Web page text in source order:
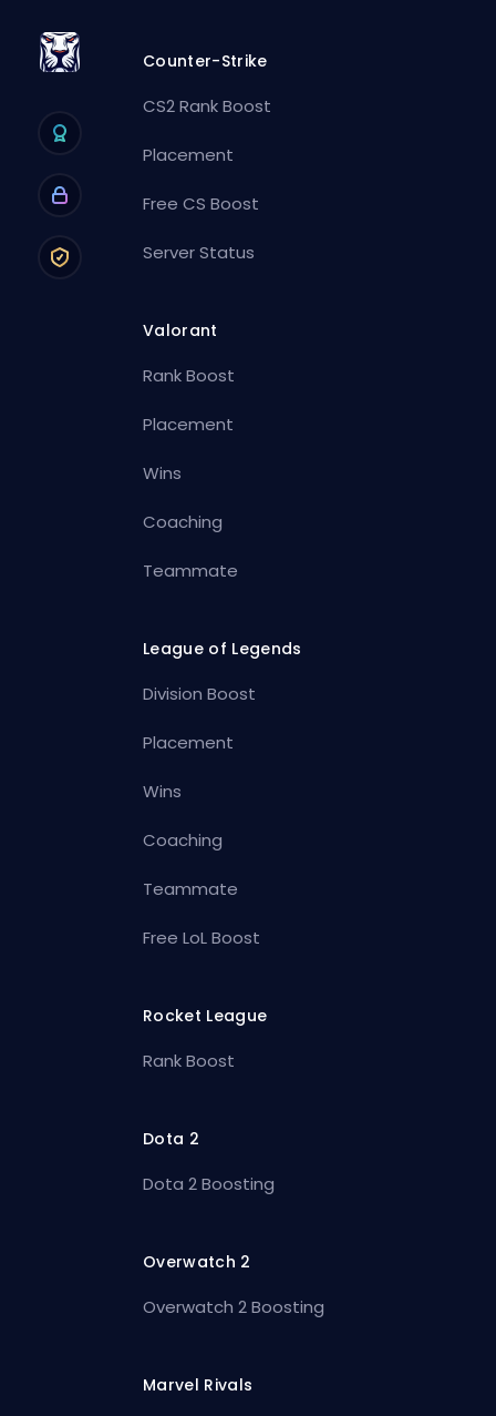
Counter-Strike
CS2 Rank Boost
Placement
Free CS Boost
Server Status
Valorant
Rank Boost
Placement
Wins
Coaching
Teammate
League of Legends
Division Boost
Placement
Wins
Coaching
Teammate
Free LoL Boost
Rocket League
Rank Boost
Dota 2
Dota 2 Boosting
Overwatch 2
Overwatch 2 Boosting
Marvel Rivals